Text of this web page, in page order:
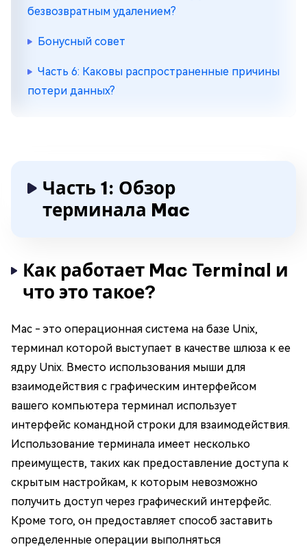
безвозвратным удалением?
Бонусный совет
Часть 6: Каковы распространенные причины
потери данных?
Часть 1: Обзор
терминала Mac
Как работает Mac Terminal и
что это такое?
Mac - это операционная система на базе Unix,
терминал которой выступает в качестве шлюза к ее
ядру Unix. Вместо использования мыши для
взаимодействия с графическим интерфейсом
вашего компьютера терминал использует
интерфейс командной строки для взаимодействия.
Использование терминала имеет несколько
преимуществ, таких как предоставление доступа к
скрытым настройкам, к которым невозможно
получить доступ через графический интерфейс.
Кроме того, он предоставляет способ заставить
определенные операции выполняться